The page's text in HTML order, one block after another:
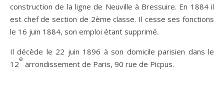
construction de la ligne de Neuville à Bressuire. En 1884 il
est chef de section de 2ème classe. Il cesse ses fonctions
le 16 juin 1884, son emploi étant supprimé.
Il décède le 22 juin 1896 à son domicile parisien dans le
12
e
arrondissement de Paris, 90 rue de Picpus.